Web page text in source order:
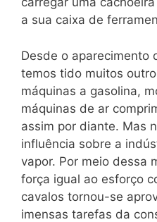
a sua caixa de
Desde o aparecimento
temos tido muitos
máquinas a gasolina,
máquinas de ar
assim por diante. Mas
influência sobre a
vapor. Por meio dessa
força igual ao esforço
cavalos tornou-se
imensas tarefas da